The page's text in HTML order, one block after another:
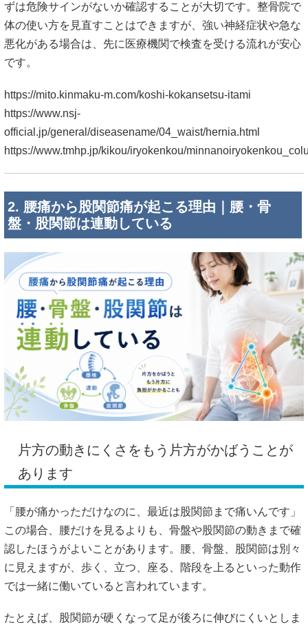
ずは危険サインがないか確認することが大切です。整骨院で
体の使い方を見直すことはできますが、強い神経症状や急な
悪化がある場合は、先に医療機関で検査を受ける流れが安心
です。
https://mito.kinmaku-m.com/koshi-kokansetsu-itami
https://www.nsj-
official.jp/general/diseasename/04_waist/hernia.html
https://www.tmhp.jp/kikou/iryokenkou/
2. 腰痛から股関節痛が起こる理由｜腰・骨
盤・股関節は連動している
片方の動きにくさをもう片方がかばうことが
あります
「腰が痛かっただけなのに、最近は股関節まで痛いんです」
この場合、腰だけを見るよりも、骨盤や股関節の動きまで確
認したほうがよいことがあります。腰、骨盤、股関節は別々
に見えますが、歩く、立つ、座る、階段を上るといった動作
では一緒に働いていると言われています。
たとえば、股関節が硬くなって足が後ろに伸びにくいとしま